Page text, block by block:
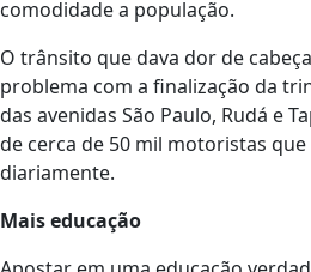
comodidade a população.
O trânsito que dava dor de
problema com a finalização da
das avenidas São Paulo, Rudá e
de cerca de 50 mil motoristas
diariamente.
Mais educação